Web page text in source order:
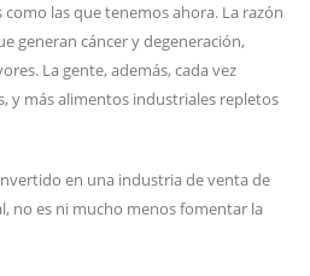
las que tenemos ahora. La razón
generan cáncer y degeneración,
La gente, además, cada vez
y más alimentos industriales repletos
en una industria de venta de
no es ni mucho menos fomentar la